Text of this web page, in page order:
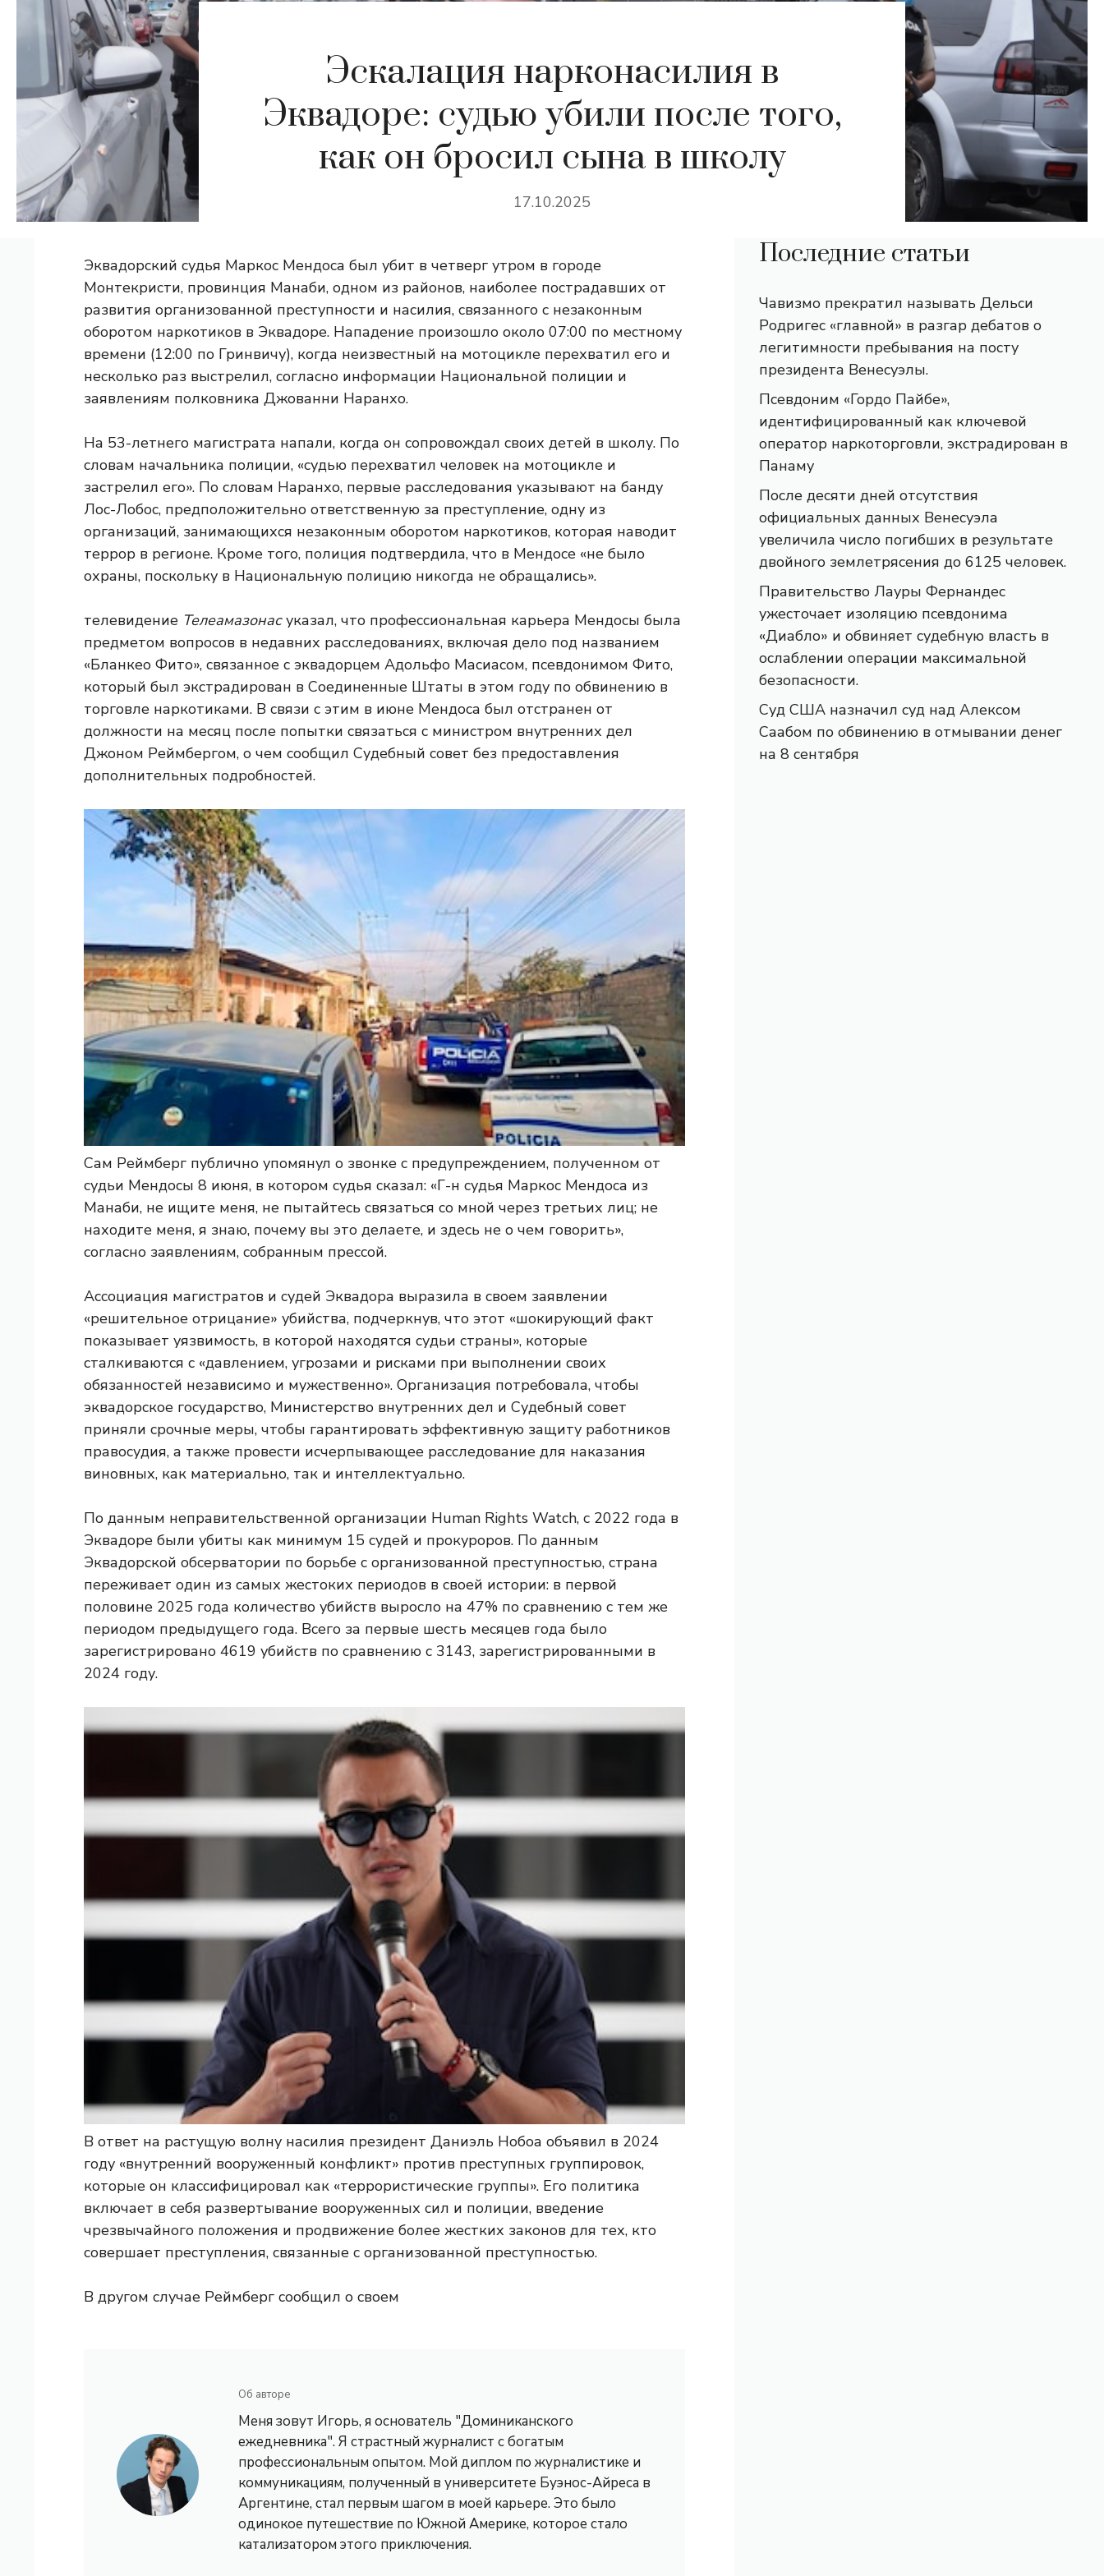
Эскалация нарконасилия в
Эквадоре: судью убили после того,
как он бросил сына в школу
17.10.2025
Эквадорский судья Маркос Мендоса был убит в четверг утром в городе
Монтекристи, провинция Манаби, одном из районов, наиболее пострадавших от
развития организованной преступности и насилия, связанного с незаконным
оборотом наркотиков в Эквадоре. Нападение произошло около 07:00 по местному
времени (12:00 по Гринвичу), когда неизвестный на мотоцикле перехватил его и
несколько раз выстрелил, согласно информации Национальной полиции и
заявлениям полковника Джованни Наранхо.
На 53-летнего магистрата напали, когда он сопровождал своих детей в школу. По
словам начальника полиции, «судью перехватил человек на мотоцикле и
застрелил его». По словам Наранхо, первые расследования указывают на банду
Лос-Лобос, предположительно ответственную за преступление, одну из
организаций, занимающихся незаконным оборотом наркотиков, которая наводит
террор в регионе. Кроме того, полиция подтвердила, что в Мендосе «не было
охраны, поскольку в Национальную полицию никогда не обращались».
телевидение Телеамазонасуказал, что профессиональная карьера Мендосы была
предметом вопросов в недавних расследованиях, включая дело под названием
«Бланкео Фито», связанное с эквадорцем Адольфо Масиасом, псевдонимом Фито,
который был экстрадирован в Соединенные Штаты в этом году по обвинению в
торговле наркотиками. В связи с этим в июне Мендоса был отстранен от
должности на месяц после попытки связаться с министром внутренних дел
Джоном Реймбергом, о чем сообщил Судебный совет без предоставления
дополнительных подробностей.
Сам Реймберг публично упомянул о звонке с предупреждением, полученном от
судьи Мендосы 8 июня, в котором судья сказал: «Г-н судья Маркос Мендоса из
Манаби, не ищите меня, не пытайтесь связаться со мной через третьих лиц; не
находите меня, я знаю, почему вы это делаете, и здесь не о чем говорить»,
согласно заявлениям, собранным прессой.
Ассоциация магистратов и судей Эквадора выразила в своем заявлении
«решительное отрицание» убийства, подчеркнув, что этот «шокирующий факт
показывает уязвимость, в которой находятся судьи страны», которые
сталкиваются с «давлением, угрозами и рисками при выполнении своих
обязанностей независимо и мужественно». Организация потребовала, чтобы
эквадорское государство, Министерство внутренних дел и Судебный совет
приняли срочные меры, чтобы гарантировать эффективную защиту работников
правосудия, а также провести исчерпывающее расследование для наказания
виновных, как материально, так и интеллектуально.
По данным неправительственной организации Human Rights Watch, с 2022 года в
Эквадоре были убиты как минимум 15 судей и прокуроров. По данным
Эквадорской обсерватории по борьбе с организованной преступностью, страна
переживает один из самых жестоких периодов в своей истории: в первой
половине 2025 года количество убийств выросло на 47% по сравнению с тем же
периодом предыдущего года. Всего за первые шесть месяцев года было
зарегистрировано 4619 убийств по сравнению с 3143, зарегистрированными в
2024 году.
В ответ на растущую волну насилия президент Даниэль Нобоа объявил в 2024
году «внутренний вооруженный конфликт» против преступных группировок,
которые он классифицировал как «террористические группы». Его политика
включает в себя развертывание вооруженных сил и полиции, введение
чрезвычайного положения и продвижение более жестких законов для тех, кто
совершает преступления, связанные с организованной преступностью.
В другом случае Реймберг сообщил о своем
Об авторе
Меня зовут Игорь, я основатель "Доминиканского
ежедневника". Я страстный журналист с богатым
профессиональным опытом. Мой диплом по журналистике и
коммуникациям, полученный в университете Буэнос-Айреса в
Аргентине, стал первым шагом в моей карьере. Это было
одинокое путешествие по Южной Америке, которое стало
катализатором этого приключения.
Последние статьи
Чавизмо прекратил называть Дельси
Родригес «главной» в разгар дебатов о
легитимности пребывания на посту
президента Венесуэлы.
Псевдоним «Гордо Пайбе»,
идентифицированный как ключевой
оператор наркоторговли, экстрадирован в
Панаму
После десяти дней отсутствия
официальных данных Венесуэла
увеличила число погибших в результате
двойного землетрясения до 6125 человек.
Правительство Лауры Фернандес
ужесточает изоляцию псевдонима
«Диабло» и обвиняет судебную власть в
ослаблении операции максимальной
безопасности.
Суд США назначил суд над Алексом
Саабом по обвинению в отмывании денег
на 8 сентября